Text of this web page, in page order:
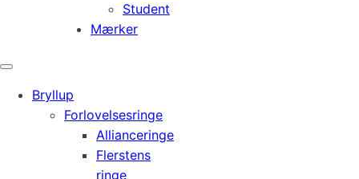
Student
Mærker
Bryllup
Forlovelsesringe
Allianceringe
Flerstens
ringe